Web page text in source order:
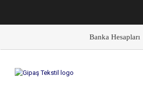
Banka Hesapları